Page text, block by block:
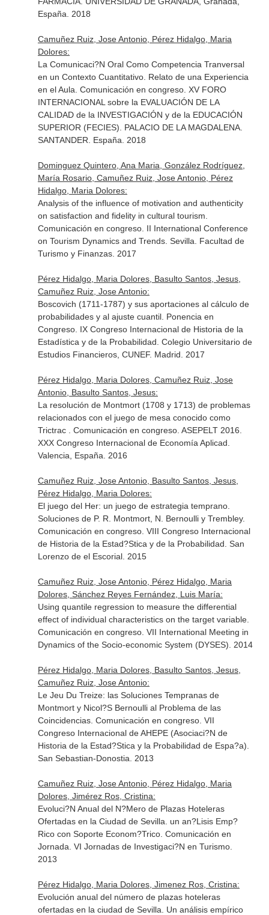
España. 2018
Camuñez Ruiz, Jose Antonio, Pérez Hidalgo, Maria
Dolores:
La Comunicaci?N Oral Como Competencia Tranversal
en un Contexto Cuantitativo. Relato de una Experiencia
en el Aula. Comunicación en congreso. XV FORO
INTERNACIONAL sobre la EVALUACIÓN DE LA
CALIDAD de la INVESTIGACIÓN y de la EDUCACIÓN
SUPERIOR (FECIES). PALACIO DE LA MAGDALENA.
SANTANDER. España. 2018
Dominguez Quintero, Ana Maria, González Rodríguez,
María Rosario, Camuñez Ruiz, Jose Antonio, Pérez
Hidalgo, Maria Dolores:
Analysis of the influence of motivation and authenticity
on satisfaction and fidelity in cultural tourism.
Comunicación en congreso. II International Conference
on Tourism Dynamics and Trends. Sevilla. Facultad de
Turismo y Finanzas. 2017
Pérez Hidalgo, Maria Dolores, Basulto Santos, Jesus,
Camuñez Ruiz, Jose Antonio:
Boscovich (1711-1787) y sus aportaciones al cálculo de
probabilidades y al ajuste cuantil. Ponencia en
Congreso. IX Congreso Internacional de Historia de la
Estadística y de la Probabilidad. Colegio Universitario de
Estudios Financieros, CUNEF. Madrid. 2017
Pérez Hidalgo, Maria Dolores, Camuñez Ruiz, Jose
Antonio, Basulto Santos, Jesus:
La resolución de Montmort (1708 y 1713) de problemas
relacionados con el juego de mesa conocido como
Trictrac . Comunicación en congreso. ASEPELT 2016.
XXX Congreso Internacional de Economía Aplicad.
Valencia, España. 2016
Camuñez Ruiz, Jose Antonio, Basulto Santos, Jesus,
Pérez Hidalgo, Maria Dolores:
El juego del Her: un juego de estrategia temprano.
Soluciones de P. R. Montmort, N. Bernoulli y Trembley.
Comunicación en congreso. VIII Congreso Internacional
de Historia de la Estad?Stica y de la Probabilidad. San
Lorenzo de el Escorial. 2015
Camuñez Ruiz, Jose Antonio, Pérez Hidalgo, Maria
Dolores, Sánchez Reyes Fernández, Luis María:
Using quantile regression to measure the differential
effect of individual characteristics on the target variable.
Comunicación en congreso. VII International Meeting in
Dynamics of the Socio-economic System (DYSES). 2014
Pérez Hidalgo, Maria Dolores, Basulto Santos, Jesus,
Camuñez Ruiz, Jose Antonio:
Le Jeu Du Treize: las Soluciones Tempranas de
Montmort y Nicol?S Bernoulli al Problema de las
Coincidencias. Comunicación en congreso. VII
Congreso Internacional de AHEPE (Asociaci?N de
Historia de la Estad?Stica y la Probabilidad de Espa?a).
San Sebastian-Donostia. 2013
Camuñez Ruiz, Jose Antonio, Pérez Hidalgo, Maria
Dolores, Jimérez Ros, Cristina:
Evoluci?N Anual del N?Mero de Plazas Hoteleras
Ofertadas en la Ciudad de Sevilla. un an?Lisis Emp?
Rico con Soporte Econom?Trico. Comunicación en
Jornada. VI Jornadas de Investigaci?N en Turismo.
2013
Pérez Hidalgo, Maria Dolores, Jimenez Ros, Cristina:
Evolución anual del número de plazas hoteleras
ofertadas en la ciudad de Sevilla. Un análisis empírico